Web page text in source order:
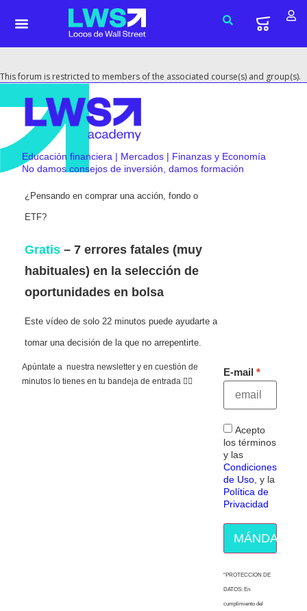
This forum is restricted to members of the associated course(s) and group(s).
Educación financiera | Mercados | Finanzas y Economía
No damos consejos de inversión, damos formación
¿Pensando en comprar una acción, fondo o
ETF?
Gratis – 7 errores fatales (muy
habituales) en la selección de
oportunidades en bolsa
Este vídeo de solo 22 minutos puede ayudarte a
tomar una decisión de la que no arrepentirte.
Apúntate a nuestra newsletter y en cuestión de
minutos lo tienes en tu bandeja de entrada 👇🏻
E-mail
Acepto
los términos
y las
Condiciones
de Uso, y la
Política de
Privacidad
MÁNDAME
“PROTECCION DE
DATOS: En
cumplimiento del